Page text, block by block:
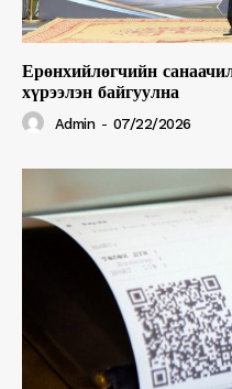
Ерөнхийлөгчийн
хүрээлэн байгуулна
Admin - 07/22/2026